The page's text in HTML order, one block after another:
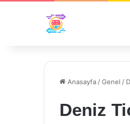
Anasayfa /Genel /
Deniz